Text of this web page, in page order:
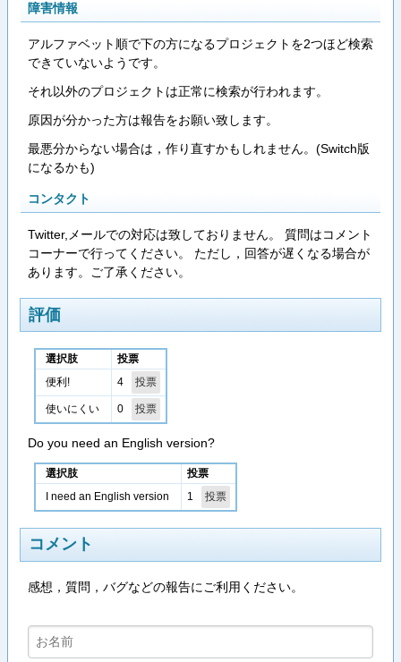
障害情報
アルファベット順で下の方になるプロジェクトを2つほど検索
できていないようです。
それ以外のプロジェクトは正常に検索が行われます。
原因が分かった方は報告をお願い致します。
最悪分からない場合は，作り直すかもしれません。(Switch版
になるかも)
コンタクト
Twitter,メールでの対応は致しておりません。 質問はコメント
コーナーで行ってください。 ただし，回答が遅くなる場合が
あります。ご了承ください。
評価
選択肢 投票
便利! 4
使いにくい 0
Do you need an English version?
選択肢 投票
I need an English version 1
コメント
感想，質問，バグなどの報告にご利用ください。